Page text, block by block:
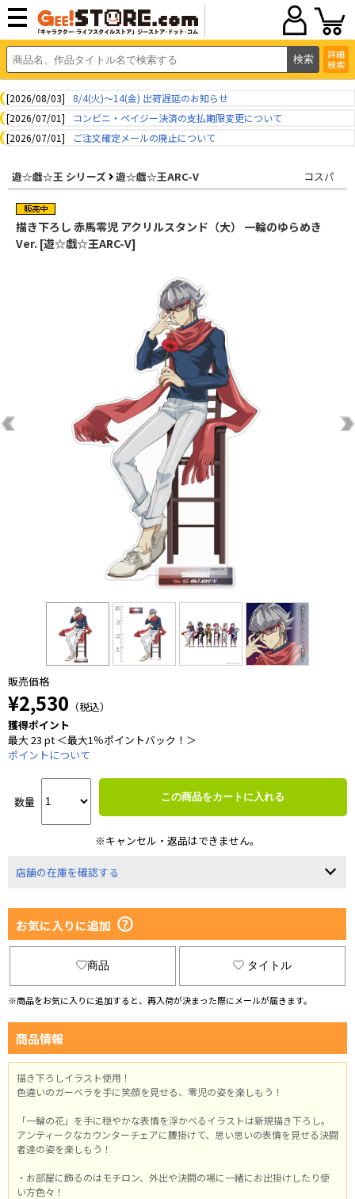
詳細
検索
[2026/08/03]
8/4(火)～14(金) 出荷遅延のお知らせ
[2026/07/01]
コンビニ・ペイジー決済の支払期限変更について
[2026/07/01]
ご注文確定メールの廃止について
遊☆戯☆王 シリーズ 遊☆戯☆王ARC-V コスパ
描き下ろし 赤馬零児 アクリルスタンド（大） 一輪のゆらめき
Ver. [遊☆戯☆王ARC-V]
販売価格
¥2,530 （税込）
獲得ポイント
最大 23 pt ＜最大1％ポイントバック！＞
ポイントについて
数量 この商品をカートに入れる
※キャンセル・返品はできません。
店舗の在庫を確認する
お気に入りに追加
商品 タイトル
※商品をお気に入りに追加すると、再入荷が決まった際にメールが届きます。
商品情報
描き下ろしイラスト使用！
色違いのガーベラを手に笑顔を見せる、零児の姿を楽しもう！
「一輪の花」を手に穏やかな表情を浮かべるイラストは新規描き下ろし。
アンティークなカウンターチェアに腰掛けて、思い思いの表情を見せる決闘
者達の姿を楽しもう！
・お部屋に飾るのはモチロン、外出や決闘の場に一緒にお出掛けしたり使
い方色々！